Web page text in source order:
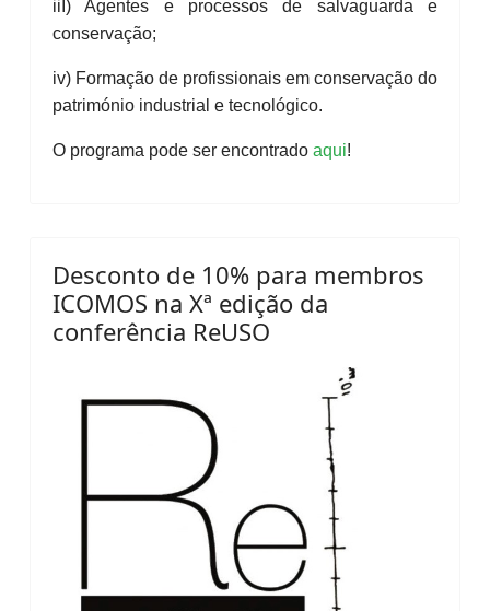
iiI) Agentes e processos de salvaguarda e
conservação;
iv) Formação de profissionais em conservação do
património industrial e tecnológico.
O programa pode ser encontrado aqui!
Desconto de 10% para membros
ICOMOS na Xª edição da
conferência ReUSO